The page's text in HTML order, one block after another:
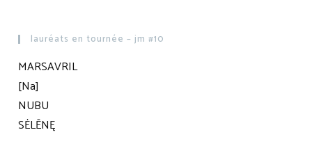
lauréats en tournée – jm #10
MARSAVRIL
[Na]
NUBU
SĖLĒNĘ